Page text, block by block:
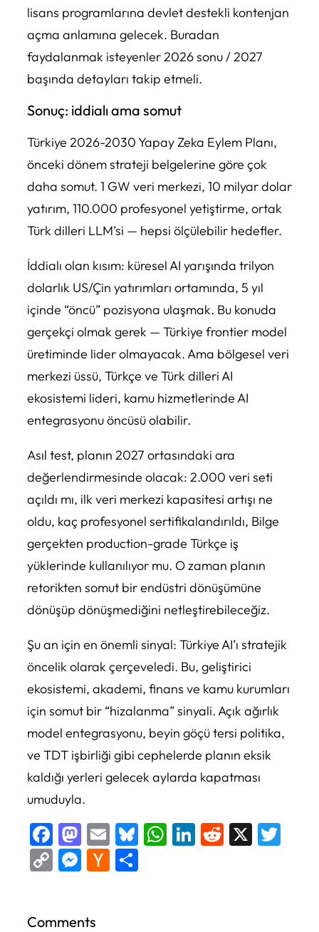
lisans programlarına devlet destekli kontenjan
açma anlamına gelecek. Buradan
faydalanmak isteyenler 2026 sonu / 2027
başında detayları takip etmeli.
Sonuç: iddialı ama somut
Türkiye 2026-2030 Yapay Zeka Eylem Planı,
önceki dönem strateji belgelerine göre çok
daha somut. 1 GW veri merkezi, 10 milyar dolar
yatırım, 110.000 profesyonel yetiştirme, ortak
Türk dilleri LLM’si — hepsi ölçülebilir hedefler.
İddialı olan kısım: küresel AI yarışında trilyon
dolarlık US/Çin yatırımları ortamında, 5 yıl
içinde “öncü” pozisyona ulaşmak. Bu konuda
gerçekçi olmak gerek — Türkiye frontier model
üretiminde lider olmayacak. Ama bölgesel veri
merkezi üssü, Türkçe ve Türk dilleri AI
ekosistemi lideri, kamu hizmetlerinde AI
entegrasyonu öncüsü olabilir.
Asıl test, planın 2027 ortasındaki ara
değerlendirmesinde olacak: 2.000 veri seti
açıldı mı, ilk veri merkezi kapasitesi artışı ne
oldu, kaç profesyonel sertifikalandırıldı, Bilge
gerçekten production-grade Türkçe iş
yüklerinde kullanılıyor mu. O zaman planın
retorikten somut bir endüstri dönüşümüne
dönüşüp dönüşmediğini netleştirebileceğiz.
Şu an için en önemli sinyal: Türkiye AI’ı stratejik
öncelik olarak çerçeveledi. Bu, geliştirici
ekosistemi, akademi, finans ve kamu kurumları
için somut bir “hizalanma” sinyali. Açık ağırlık
model entegrasyonu, beyin göçü tersi politika,
ve TDT işbirliği gibi cephelerde planın eksik
kaldığı yerleri gelecek aylarda kapatması
umuduyla.
Facebook
Mastodon
EmailBluesky
WhatsApp
LinkedIn
Reddit
X
CopyMessenger
Hacker
Comments